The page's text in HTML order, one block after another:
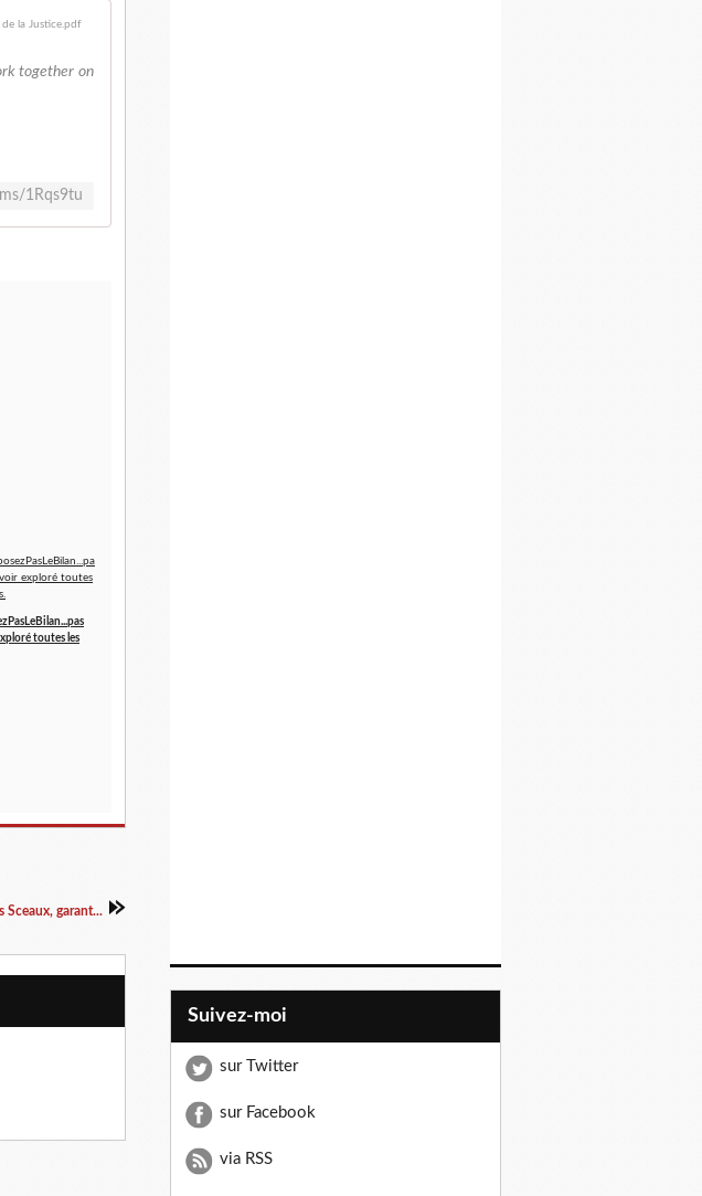
together on
1Rqs9tu
toutes les
Sceaux, garant...
Suivez-moi
sur Twitter
sur Facebook
via RSS